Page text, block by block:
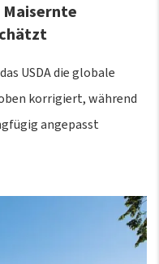
Maisernte
USDA die globale
korrigiert, während
angepasst